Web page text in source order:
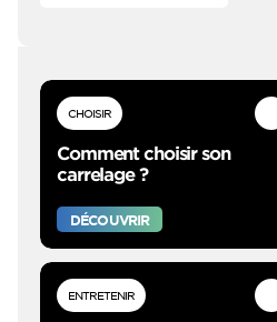
CHOISIR
Comment choisir son
carrelage ?
DÉCOUVRIR
ENTRETENIR